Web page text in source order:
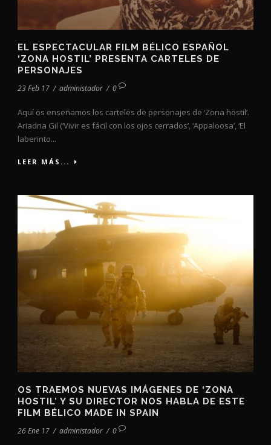
EL ESPECTACULAR FILM BÉLICO ESPAÑOL
‘ZONA HOSTIL’ PRESENTA CARTELES DE
PERSONAJES
23 Feb 17 / administador / 0
Aquí os enseñamos los carteles de personajes de ‘Zona hostil’.
Ariadna Gil (‘Vivir es fácil con los ojos cerrados’, ‘Appaloosa’, ‘El
laberinto...
LEER MÁS...
OS TRAEMOS NUEVAS IMÁGENES DE ‘ZONA
HOSTIL’ Y SU DIRECTOR NOS HABLA DE ESTE
FILM BÉLICO MADE IN SPAIN
26 Ene 17 / administador / 0